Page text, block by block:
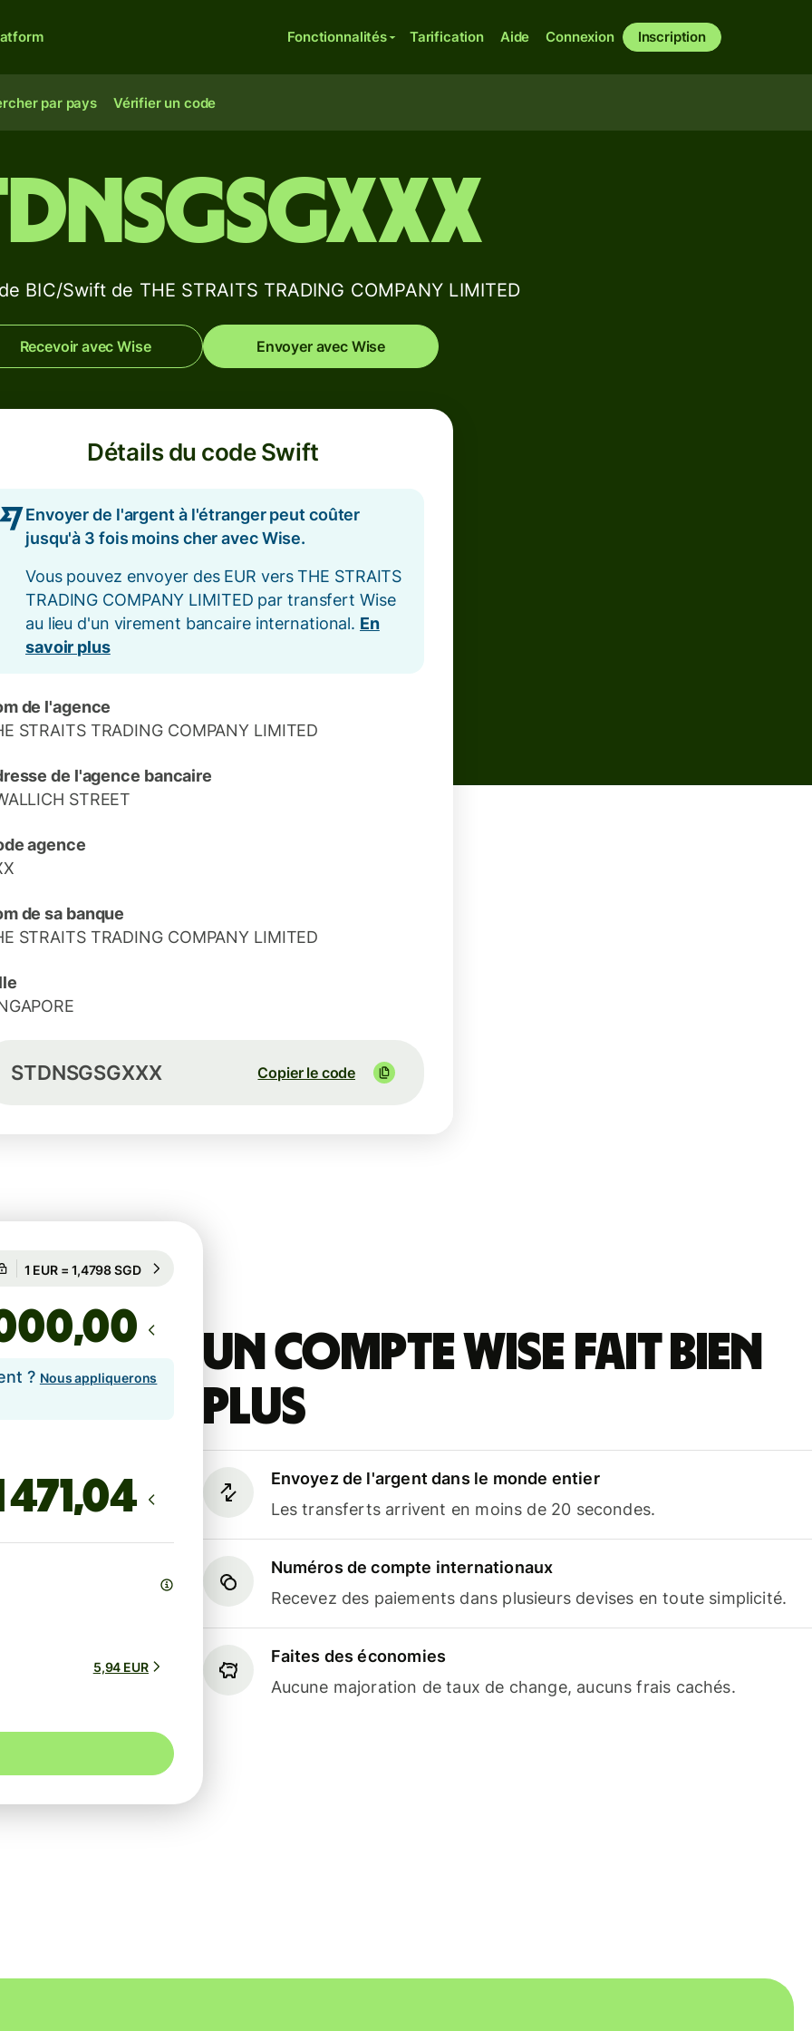
Fonctionnalités Tarification Aide Connexion Inscription
par pays Vérifier un code
BIC/Swift de THE STRAITS TRADING COMPANY LIMITED
Recevoir avec Wise Envoyer avec Wise
Détails du code Swift
Envoyer de l'argent à l'étranger peut coûter
jusqu'à 3 fois moins cher avec Wise.
Vous pouvez envoyer des EUR vers THE STRAITS
TRADING COMPANY LIMITED par transfert Wise
au lieu d'un virement bancaire international. En
savoir plus
de l'agence
STRAITS TRADING COMPANY LIMITED
de l'agence bancaire
STREET
agence
de sa banque
STRAITS TRADING COMPANY LIMITED
STDNSGSGXXX Copier le code
Un compte Wise fait bien
plus
Envoyez de l'argent dans le monde entier
Les transferts arrivent en moins de 20 secondes.
Numéros de compte internationaux
Recevez des paiements dans plusieurs devises en toute simplicité.
Faites des économies
Aucune majoration de taux de change, aucuns frais cachés.
Garanti pour 96 h
,00
? Nous appliquerons
5,94 EUR